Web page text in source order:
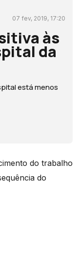
07 fev, 2019, 17:20
às
da
está menos
do trabalho
do